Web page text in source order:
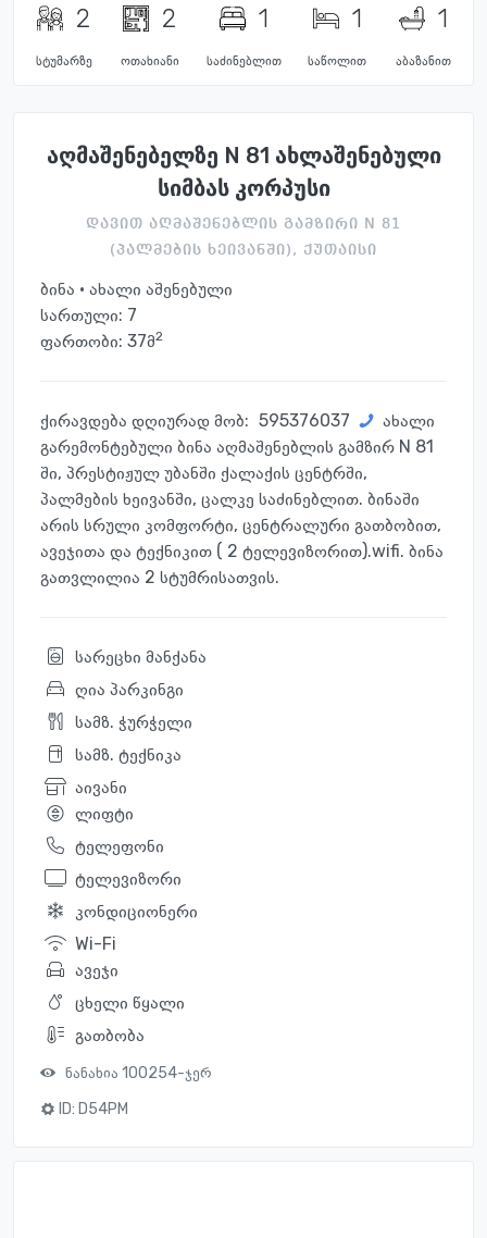
2
სტუმარზე
2
ოთახიანი
1
საძინებლით
1
საწოლით
1
აბაზანით
აღმაშენებელზე N 81 ახლაშენებული
სიმბას კორპუსი
დავით აღმაშენებლის გამზირი N 81
(პალმების ხეივანში), ქუთაისი
ბინა · ახალი აშენებული
სართული: 7
ფართობი: 37მ2
ქირავდება დღიურად მობ: 595376037
ახალი
გარემონტებული ბინა აღმაშენებლის გამზირ N 81
ში, პრესტიჟულ უბანში ქალაქის ცენტრში,
პალმების ხეივანში, ცალკე საძინებლით. ბინაში
არის სრული კომფორტი, ცენტრალური გათბობით,
ავეჯითა და ტექნიკით ( 2 ტელევიზორით).wifi. ბინა
გათვლილია 2 სტუმრისათვის.
სარეცხი მანქანა
ღია პარკინგი
სამზ. ჭურჭელი
სამზ. ტექნიკა
აივანი
ლიფტი
ტელეფონი
ტელევიზორი
კონდიციონერი
Wi-Fi
ავეჯი
ცხელი წყალი
გათბობა
ნანახია 100254-ჯერ
ID: D54PM